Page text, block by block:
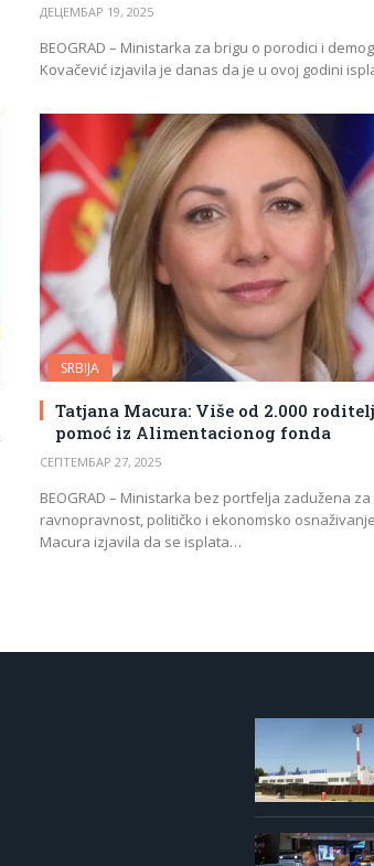
ДЕЦЕМБАР 19, 2025
BEOGRAD – Ministarka za brigu o porodici i
Kovačević izjavila je danas da je u ovoj godini
SRBIJA
Tatjana Macura: Više od 2.000
pomoć iz Alimentacionog fonda
СЕПТЕМБАР 27, 2025
BEOGRAD – Ministarka bez portfelja zadužena
ravnopravnost, političko i ekonomsko
Macura izjavila da se isplata…